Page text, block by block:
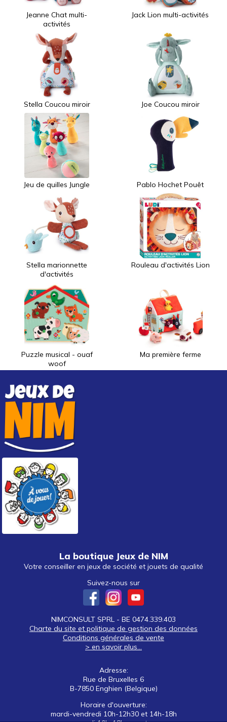
Jeanne Chat multi-
activités
Jack Lion multi-activités
Stella Coucou miroir Joe Coucou miroir
Jeu de quilles Jungle Pablo Hochet Pouêt
Stella marionnette
d'activités
Rouleau d'activités Lion
Puzzle musical - ouaf
woof
Ma première ferme
La boutique Jeux de NIM
Votre conseiller en jeux de société et jouets de qualité
Suivez-nous sur
NIMCONSULT SPRL - BE 0474.339.403
Charte du site et politique de gestion des données
Conditions générales de vente
> en savoir plus...
Adresse:
Rue de Bruxelles 6
B-7850 Enghien (Belgique)
Horaire d'ouverture:
mardi-vendredi 10h-12h30 et 14h-18h